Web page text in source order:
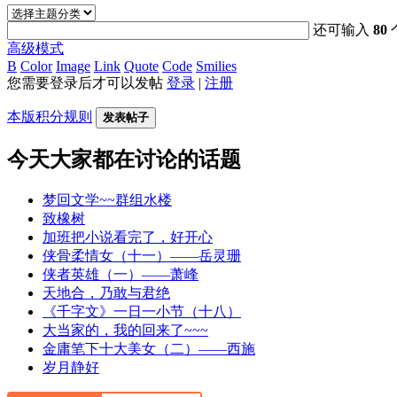
还可输入80
高级模式
B Color Image Link Quote Code Smilies
您需要登录后才可以发帖 登录 | 注册
本版积分规则 发表帖子
今天大家都在讨论的话题
梦回文学~~群组水楼
致橡树
加班把小说看完了，好开心
侠骨柔情女（十一）——岳灵珊
侠者英雄（一）——萧峰
天地合，乃敢与君绝
《千字文》一日一小节（十八）
大当家的，我的回来了~~~
金庸笔下十大美女（二）——西施
岁月静好